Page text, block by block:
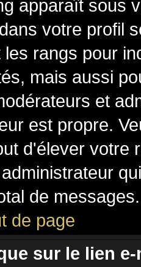
apparaît sous
votre profil
rangs pour
mais aussi
et
est propre.
d'élever votre
de messages.
de page
sur le lien